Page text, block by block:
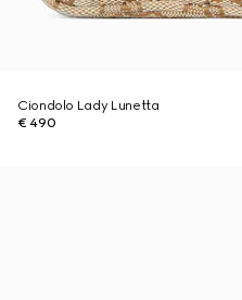
Ciondolo Lady Lunetta
€ 490